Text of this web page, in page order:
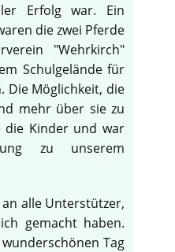
Erfolg war. Ein
die zwei Pferde
"Wehrkirch"
Schulgelände für
Die Möglichkeit, die
mehr über sie zu
die Kinder und war
zu unserem
alle Unterstützer,
gemacht haben.
Tag